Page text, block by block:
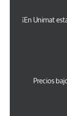
¡En Unimat
Precios